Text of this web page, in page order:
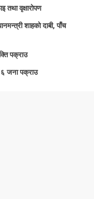
तथा वृक्षारोपण
शाहको दाबी, पाँच
पक्राउ
जना पक्राउ